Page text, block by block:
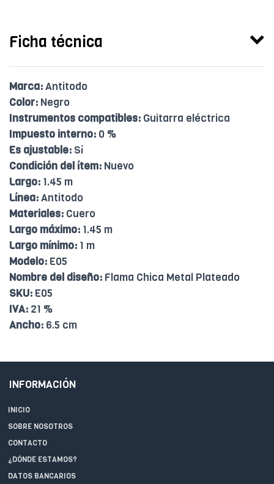
Ficha técnica
Marca:Antitodo
Color: Negro
Instrumentos compatibles: Guitarra eléctrica
Impuesto interno: 0 %
Es ajustable: Sí
Condición del ítem: Nuevo
Largo: 1.45 m
Línea:Antitodo
Materiales: Cuero
Largo máximo: 1.45 m
Largo mínimo: 1 m
Modelo: E05
Nombre del diseño: Flama Chica Metal Plateado
SKU: E05
IVA: 21 %
Ancho: 6.5 cm
INFORMACIÓN
INICIO
SOBRE NOSOTROS
CONTACTO
¿DÓNDE ESTAMOS?
DATOS BANCARIOS